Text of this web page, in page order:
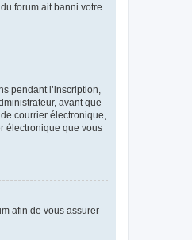
forum ait banni votre
pendant l’inscription,
avant que
courrier électronique,
électronique que vous
afin de vous assurer